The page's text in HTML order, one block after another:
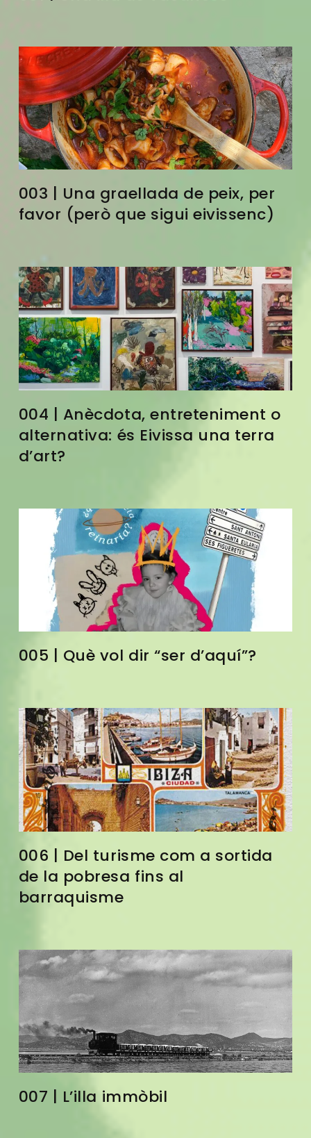
003 | Una graellada de peix, per
favor (però que sigui eivissenc)
004 | Anècdota, entreteniment o
alternativa: és Eivissa una terra
d’art?
005 | Què vol dir “ser d’aquí”?
006 | Del turisme com a sortida
de la pobresa fins al
barraquisme
007 | L’illa immòbil